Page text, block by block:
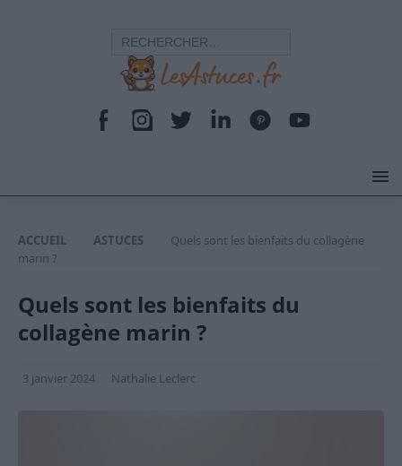
ACCUEIL ASTUCES
Quels sont les bienfaits du collagène
marin ?
Quels sont les bienfaits du
collagène marin ?
3 janvier 2024 Nathalie Leclerc